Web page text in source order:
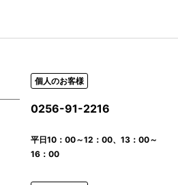
個人のお客様
0256-91-2216
平日10：00～12：00、13：00～
16：00